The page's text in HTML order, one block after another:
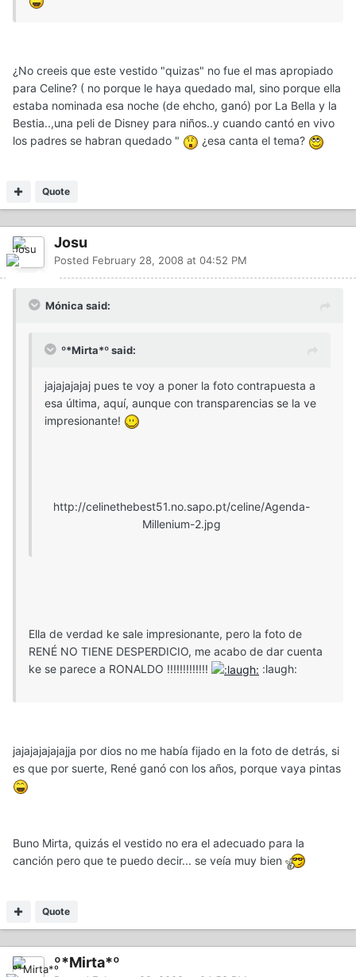
¿No creeis que este vestido "quizas" no fue el mas apropiado
para Celine? ( no porque le haya quedado mal, sino porque ella
estaba nominada esa noche (de ehcho, ganó) por La Bella y la
Bestia..,una peli de Disney para niños..y cuando cantó en vivo
los padres se habran quedado "
¿esa canta el tema?
Quote
Josu
Posted February 28, 2008 at 04:52 PM
Mónica said:
º*Mirta*º said:
jajajajajaj pues te voy a poner la foto contrapuesta a
esa última, aquí, aunque con transparencias se la ve
impresionante!
http://celinethebest51.no.sapo.pt/celine/Agenda-
Millenium-2.jpg
Ella de verdad ke sale impresionante, pero la foto de
RENÉ NO TIENE DESPERDICIO, me acabo de dar cuenta
ke se parece a RONALDO !!!!!!!!!!!!!
:laugh:
jajajajajajajja por dios no me había fijado en la foto de detrás, si
es que por suerte, René ganó con los años, porque vaya pintas
Buno Mirta, quizás el vestido no era el adecuado para la
canción pero que te puedo decir... se veía muy bien
Quote
º*Mirta*º